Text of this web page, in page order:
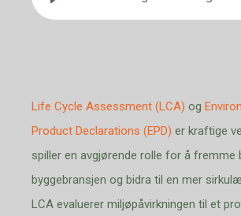
Life Cycle Assessment (LCA) og
Product Declarations (EPD) er kraftige
spiller en avgjørende rolle for å
byggebransjen og bidra til en mer
LCA evaluerer miljøpåvirkningen til et